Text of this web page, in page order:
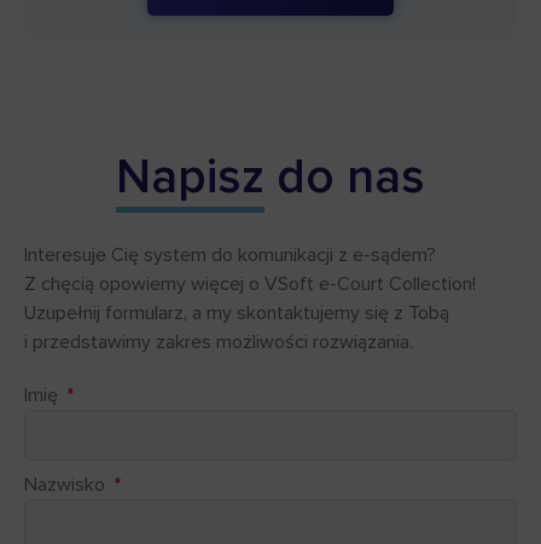
Napisz do nas
Interesuje Cię system do komunikacji z e-sądem?
Z chęcią opowiemy więcej o VSoft e-Court Collection!
Uzupełnij formularz, a my skontaktujemy się z Tobą
i przedstawimy zakres możliwości rozwiązania.
Imię
Nazwisko